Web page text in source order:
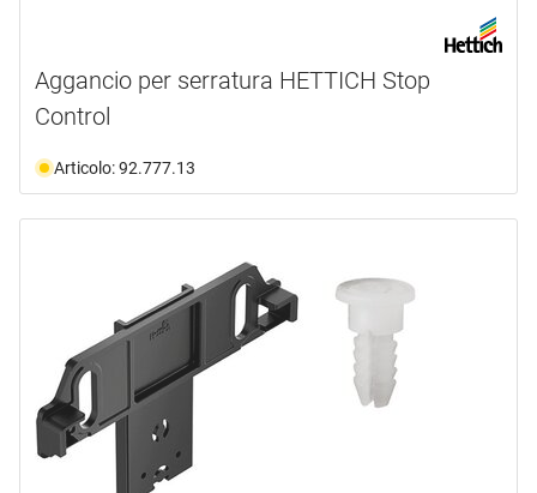
Aggancio per serratura HETTICH Stop
Control
Articolo: 92.777.13